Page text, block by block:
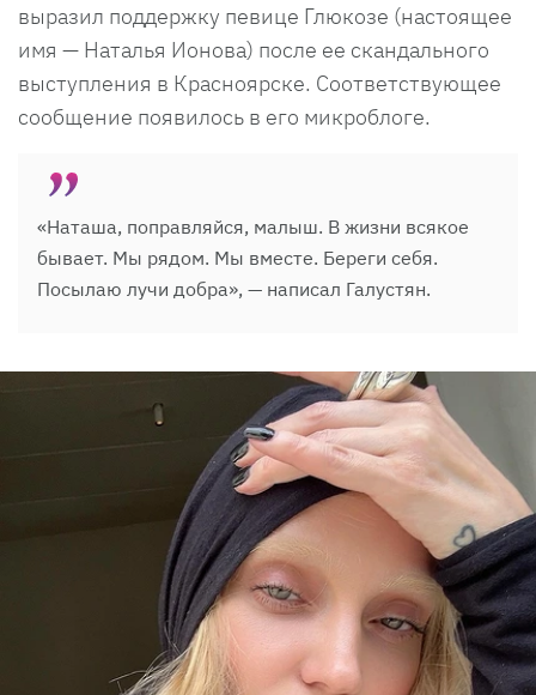
выразил поддержку певице Глюкозе (настоящее
имя — Наталья Ионова) после ее скандального
выступления в Красноярске. Соответствующее
сообщение появилось в его микроблоге.
«Наташа, поправляйся, малыш. В жизни всякое
бывает. Мы рядом. Мы вместе. Береги себя.
Посылаю лучи добра», — написал Галустян.